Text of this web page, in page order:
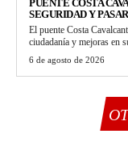
PUENTE COSTA
SEGURIDAD Y
El puente Costa
ciudadanía y mejoras en
6 de agosto de 2026